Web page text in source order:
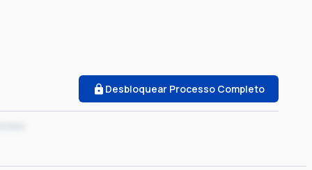
Desbloquear Processo Completo